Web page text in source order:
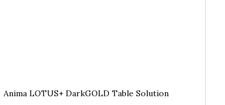
Anima LOTUS+ DarkGOLD Table Solution